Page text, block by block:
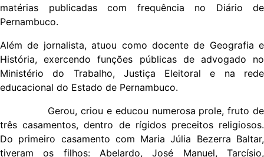
matérias publicadas com frequência no Diário de
Pernambuco.
Além de jornalista, atuou como docente de Geografia e
História, exercendo funções públicas de advogado no
Ministério do Trabalho, Justiça Eleitoral e na rede
educacional do Estado de Pernambuco.
Gerou, criou e educou numerosa prole, fruto de
três casamentos, dentro de rígidos preceitos religiosos.
Do primeiro casamento com Maria Júlia Bezerra Baltar,
tiveram os filhos: Abelardo, José Manuel, Tarcísio,